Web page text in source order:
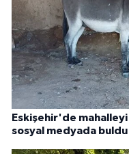
Eskişehir'de
sosyal medyada buldu